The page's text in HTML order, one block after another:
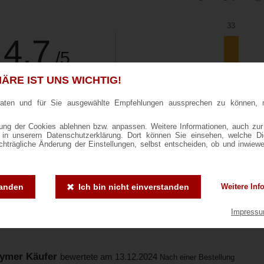
IST UNS WICHTIG!
und für Sie ausgewählte Empfehlungen aussprechen zu können,
der Cookies ablehnen bzw. anpassen. Weitere Informationen, auch
unserern Datenschutzerklärung. Dort können Sie einsehen, welche
Änderung der Einstellungen, selbst entscheiden, ob und
Ich bin nicht einverstanden Weitere
4.7/5
1 2 3 4 5
33
Bewertungen sortieren nach:
Z. Nach einer Bestellung vom 09.11.2025
5/5
Käufer bewertete am 13.12.2024 Nach einer Bestellung